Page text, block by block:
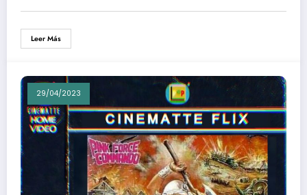
Leer Más
29/04/2023